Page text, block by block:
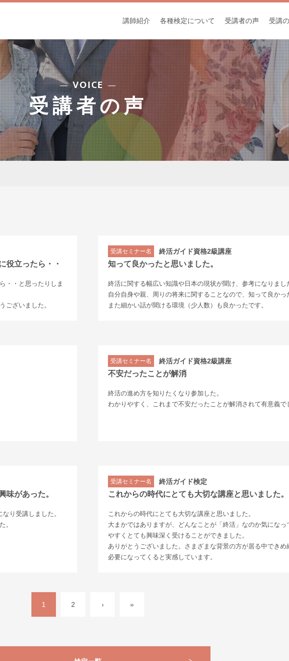
講師紹介 各種検定について 受講者の声 受講
VOICE
受講者の声
役立ったら・・
・・と思ったりしま
ございました。
受講セミナー名 終活ガイド資格2級講座
知って良かったと思いました。
終活に関する幅広い知識や日本の現状が聞け、参考になりまし
自分自身や親、周りの将来に関することなので、知って良かっ
また細かい話が聞ける環境（少人数）も良かったです。
受講セミナー名 終活ガイド資格2級講座
不安だったことが解消
終活の進め方を知りたくなり参加した。
わかりやすく、これまで不安だったことが解消されて有意義で
味があった。
り受講しました。
。
受講セミナー名 終活ガイド検定
これからの時代にとても大切な講座と思いました。
これからの時代にとても大切な講座と思いました。
大まかではありますが、どんなことが「終活」なのか気になっ
やすくとても興味深く受けることができました。
ありがとうございました。さまざまな背景の方が居る中できめ
必要になってくると実感しています。
1 2 › »